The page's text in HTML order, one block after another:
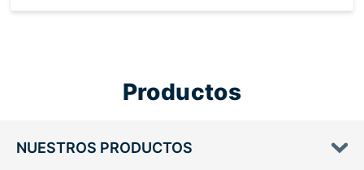
Loading...
Productos
NUESTROS PRODUCTOS